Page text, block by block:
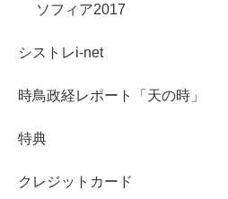
ソフィア2017
シストレi-net
時鳥政経レポート「天の時」
特典
クレジットカード